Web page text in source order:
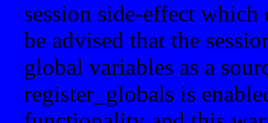
session side-effect
be advised that the
global variables as a
register_globals is